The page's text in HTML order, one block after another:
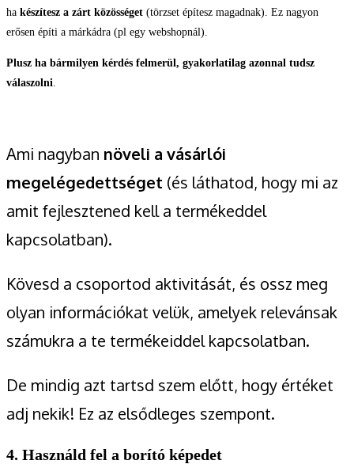
ha készítesz a zárt közösséget (törzset építesz magadnak). Ez nagyon
erősen építi a márkádra (pl egy webshopnál).
Plusz ha bármilyen kérdés felmerül, gyakorlatilag azonnal tudsz
válaszolni.
Ami nagyban növeli a vásárlói
megelégedettséget (és láthatod, hogy mi az
amit fejlesztened kell a termékeddel
kapcsolatban).
Kövesd a csoportod aktivitását, és ossz meg
olyan információkat velük, amelyek relevánsak
számukra a te termékeiddel kapcsolatban.
De mindig azt tartsd szem előtt, hogy értéket
adj nekik! Ez az elsődleges szempont.
4. Használd fel a borító képedet